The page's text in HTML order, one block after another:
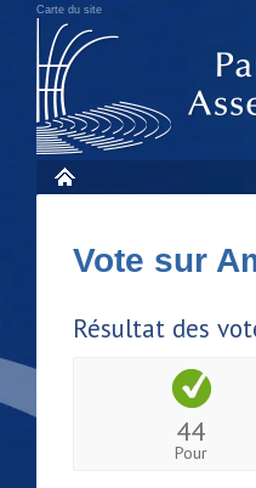
Carte du site
Vote sur
Résultat des
44
Pour